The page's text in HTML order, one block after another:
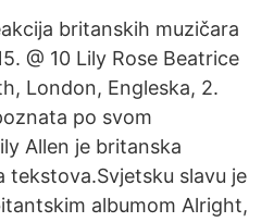
britanskih muzičara
@ 10 Lily Rose Beatrice
London, Engleska, 2.
po svom
Allen je britanska
tekstova.Svjetsku slavu je
albumom Alright,